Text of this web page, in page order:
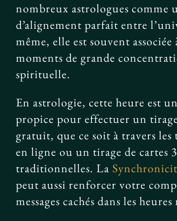
nombreux astrologues comme
d’alignement parfait entre
même, elle est souvent associée
moments de grande
spirituelle.
En astrologie, cette heure est
propice pour effectuer un
gratuit, que ce soit à travers
en ligne ou un tirage de cartes
traditionnelles. La
peut aussi renforcer votre
messages cachés dans les